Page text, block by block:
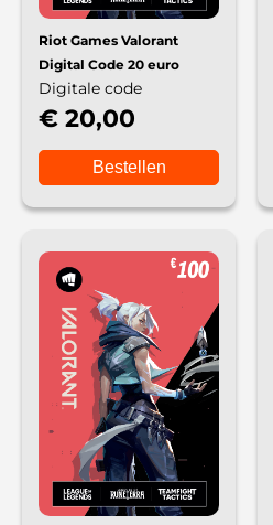
Riot Games Valorant
Digital Code 20 euro
Digitale code
€ 20,00
Bestellen